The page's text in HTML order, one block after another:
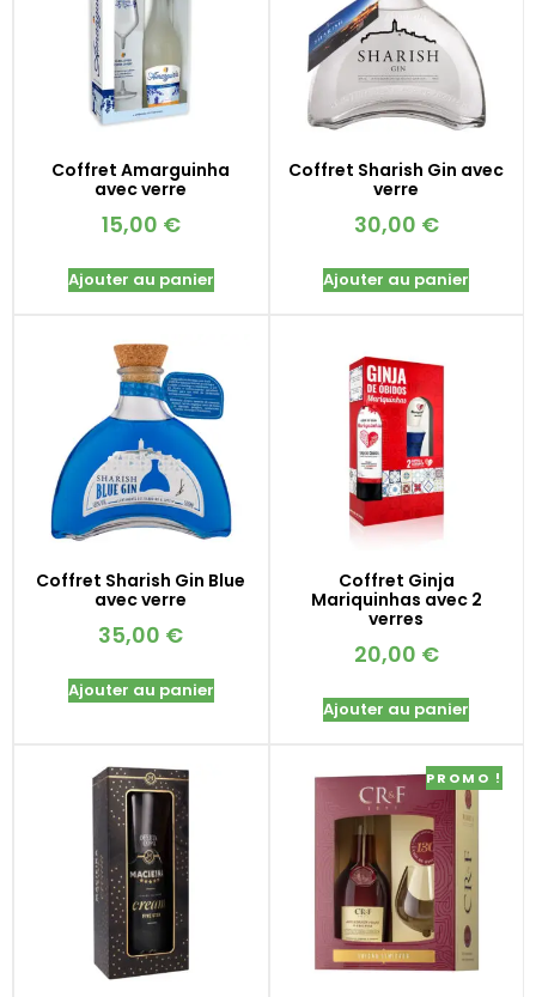
Coffret Amarguinha
avec verre
15,00 €
Ajouter au panier
Coffret Sharish Gin avec
verre
30,00 €
Ajouter au panier
Coffret Sharish Gin Blue
avec verre
35,00 €
Ajouter au panier
Coffret Ginja
Mariquinhas avec 2
verres
20,00 €
Ajouter au panier
PROMO !